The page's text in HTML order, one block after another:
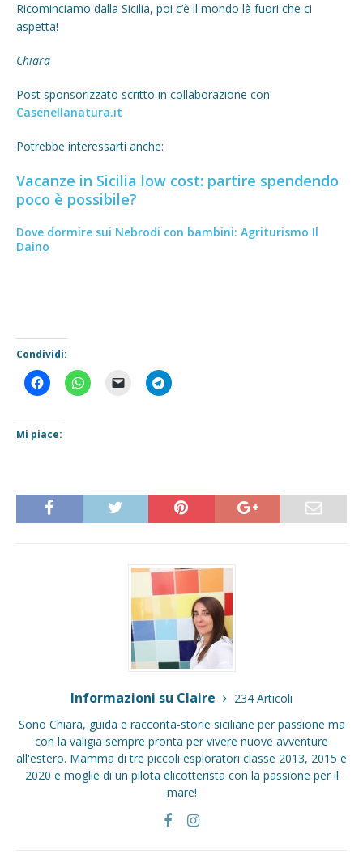
Ricominciamo dalla Sicilia, poi c’è il mondo là fuori che ci
aspetta!
Chiara
Post sponsorizzato scritto in collaborazione con
Casenellanatura.it
Potrebbe interessarti anche:
Vacanze in Sicilia low cost: partire spendendo
poco è possibile?
Dove dormire sui Nebrodi con bambini: Agriturismo Il
Daino
Condividi:
Mi piace:
Informazioni su Claire
234 Articoli
Sono Chiara, guida e racconta-storie siciliane per passione ma
con la valigia sempre pronta per vivere nuove avventure
all'estero. Mamma di tre piccoli esploratori classe 2013, 2015 e
2020 e moglie di un pilota elicotterista con la passione per il
mare!